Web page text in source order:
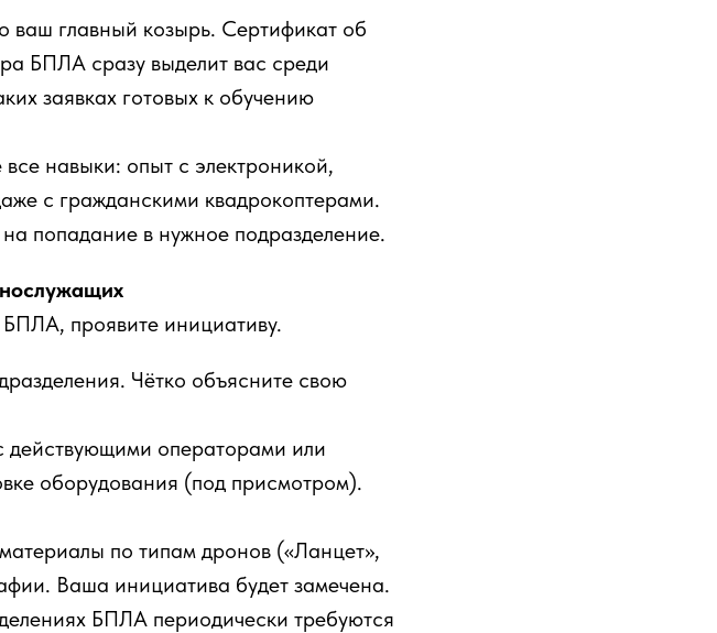
ваш главный козырь. Сертификат об
БПЛА сразу выделит вас среди
заявках готовых к обучению
все навыки: опыт с электроникой,
с гражданскими квадрокоптерами.
попадание в нужное подразделение.
БПЛА, проявите инициативу.
Чётко объясните свою
действующими операторами или
оборудования (под присмотром).
по типам дронов («Ланцет»,
Ваша инициатива будет замечена.
БПЛА периодически требуются